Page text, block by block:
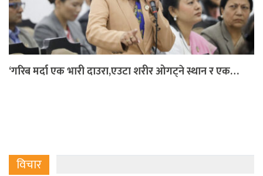
‘गरिब मर्दा एक भारी दाउरा,एउटा शरीर ओगट्ने स्थान र एक…
विचार